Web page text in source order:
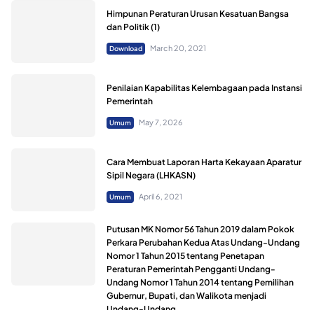
Himpunan Peraturan Urusan Kesatuan Bangsa
dan Politik (1)
Download March 20, 2021
Penilaian Kapabilitas Kelembagaan pada Instansi
Pemerintah
Umum May 7, 2026
Cara Membuat Laporan Harta Kekayaan Aparatur
Sipil Negara (LHKASN)
Umum April 6, 2021
Putusan MK Nomor 56 Tahun 2019 dalam Pokok
Perkara Perubahan Kedua Atas Undang-Undang
Nomor 1 Tahun 2015 tentang Penetapan
Peraturan Pemerintah Pengganti Undang-
Undang Nomor 1 Tahun 2014 tentang Pemilihan
Gubernur, Bupati, dan Walikota menjadi